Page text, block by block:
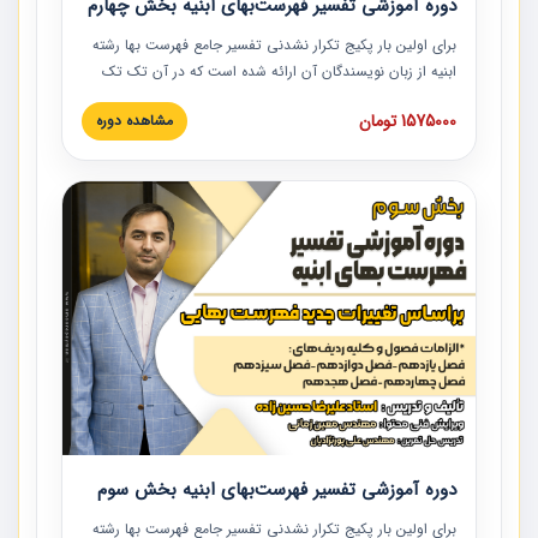
دوره آموزشی تفسیر فهرست‌بهای ابنیه بخش چهارم
برای اولین بار پکیج تکرار نشدنی تفسیر جامع فهرست بها رشته
ابنیه از زبان نویسندگان آن ارائه شده است که در آن تک تک
ردیف ها و مطالب فهرست بها تفسیر و ارائه شده است. این
دوره به صورت کامل تصویری بوده و به همراه تصاویر عملیات
دوره با کلام مهندس علیرضاحسین‌زاده مدیر پروژه مهندسی
مشاور در امر بازنگری فهرست بها رشته ابنیه ارائه شده و به تمام
همکارانی که در حوزه صنعت ساخت در حال فعالیت هستند حتما
توصیه می کنیم از مطالب این دوره استفاده نمایند.
1575000 تومان مشاهده دوره
دوره آموزشی تفسیر فهرست‌بهای ابنیه بخش سوم
برای اولین بار پکیج تکرار نشدنی تفسیر جامع فهرست بها رشته